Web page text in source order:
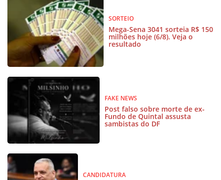
SORTEIO
Mega-Sena 3041 sorteia R$ 150
milhões hoje (6/8). Veja o
resultado
FAKE NEWS
Post falso sobre morte de ex-
Fundo de Quintal assusta
sambistas do DF
CANDIDATURA